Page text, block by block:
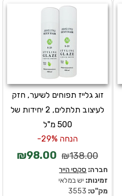
זוג גלייז תפוחים לשיער, חזק
לעיצוב תלתלים, 2 יחידות של
500 מ"ל
הנחה 29%-
₪138.00
₪98.00
חברה: סקסי הייר
זמינות: יש במלאי
מק''ט: